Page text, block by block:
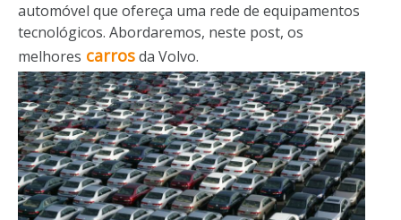
automóvel que ofereça uma rede de equipamentos
tecnológicos. Abordaremos, neste post, os
melhores carrosda Volvo.